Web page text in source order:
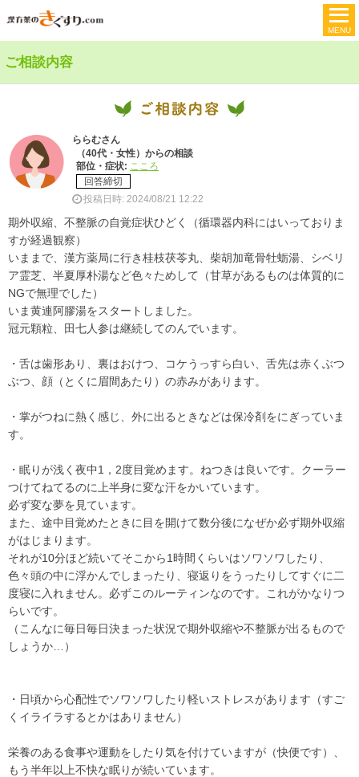
ご相談内容
ららむさん
（40代・女性）からの相談
部位・症状: こころ
回答締切
投稿日時: 2024/08/21 12:22
期外収縮、不整脈の自覚症状ひどく（循環器内科にはいっておりま
すが経過観察）
いままで、漢方薬局に行き桂枝茯苓丸、柴胡加竜骨牡蛎湯、シベリ
ア霊芝、半夏厚朴湯など色々ためして（甘草があるものは体質的に
NGで無理でした）
いま黄連阿膠湯をスタートしました。
冠元顆粒、田七人参は継続してのんでいます。
・舌は歯形あり、裏はおけつ、コケうっすら白い、舌先は赤くぶつ
ぶつ、顔（とくに眉間あたり）の赤みがあります。
・掌がつねに熱く感じ、外に出るときなどは保冷剤をにぎっていま
す。
・眠りが浅く夜中1，2度目覚めます。ねつきは良いです。クーラー
つけてねてるのに上半身に変な汗をかいています。
必ず変な夢を見ています。
また、途中目覚めたときに目を開けて数分後になぜか必ず期外収縮
がはじまります。
それが10分ほど続いてそこから1時間くらいはソワソワしたり、
色々頭の中に浮かんでしまったり、寝返りをうったりしてすぐに二
度寝に入れません。必ずこのルーティンなのです。これがかなりつ
らいです。
（こんなに毎日毎日決まった状況で期外収縮や不整脈が出るもので
しょうか…）
・日頃から心配性でソワソワしたり軽いストレスがあります（すご
くイライラするとかはありません）
栄養のある食事や運動をしたり気を付けていますが（快便です）、
もう半年以上不快な眠りが続いています。